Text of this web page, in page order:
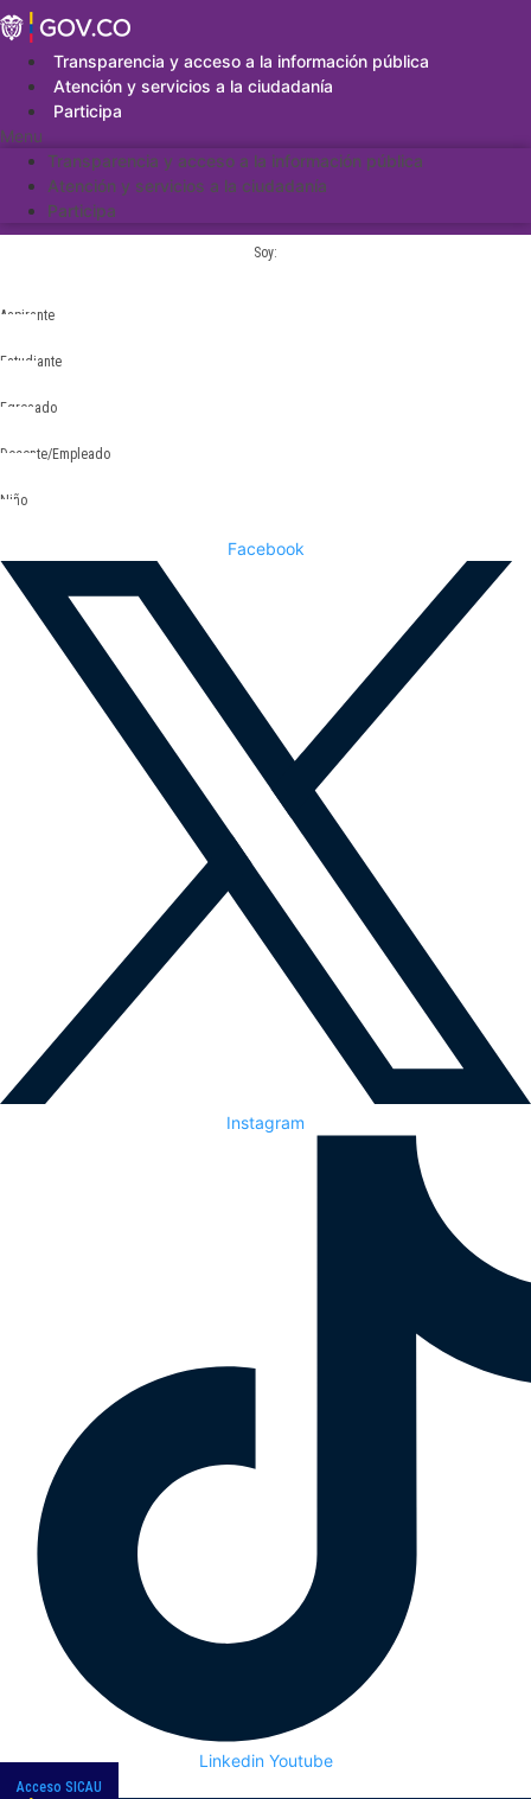
Saltar
al
contenidoTransparencia y acceso a la información pública
Atención y servicios a la ciudadanía
Participa
Menu
Transparencia y acceso a la información pública
Atención y servicios a la ciudadanía
Participa
Soy:
Aspirante
Estudiante
Egresado
Docente/Empleado
Niño
Facebook
Instagram
Linkedin Youtube
Acceso SICAU